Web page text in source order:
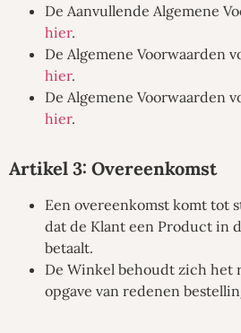
De Aanvullende Algemene
hier.
De Algemene Voorwaarden
hier.
De Algemene Voorwaarden
hier.
Artikel 3: Overeenkomst
Een overeenkomst komt tot
dat de Klant een Product in
betaalt.
De Winkel behoudt zich het
opgave van redenen